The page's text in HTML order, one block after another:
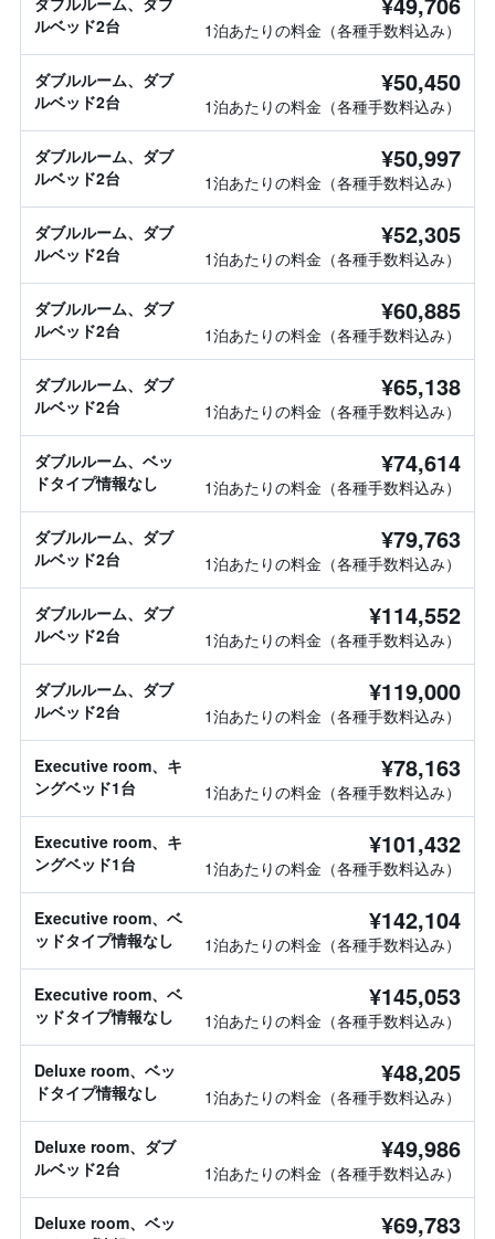
ルベッド2台
1泊あたりの料金（各種手数料込み）
ダブルルーム、ダブ
ルベッド2台
¥50,450
1泊あたりの料金（各種手数料込み）
ダブルルーム、ダブ
ルベッド2台
¥50,997
1泊あたりの料金（各種手数料込み）
ダブルルーム、ダブ
ルベッド2台
¥52,305
1泊あたりの料金（各種手数料込み）
ダブルルーム、ダブ
ルベッド2台
¥60,885
1泊あたりの料金（各種手数料込み）
ダブルルーム、ダブ
ルベッド2台
¥65,138
1泊あたりの料金（各種手数料込み）
ダブルルーム、ベッ
ドタイプ情報なし
¥74,614
1泊あたりの料金（各種手数料込み）
ダブルルーム、ダブ
ルベッド2台
¥79,763
1泊あたりの料金（各種手数料込み）
ダブルルーム、ダブ
ルベッド2台
¥114,552
1泊あたりの料金（各種手数料込み）
ダブルルーム、ダブ
ルベッド2台
¥119,000
1泊あたりの料金（各種手数料込み）
Executive room、キ
ングベッド1台
¥78,163
1泊あたりの料金（各種手数料込み）
Executive room、キ
ングベッド1台
¥101,432
1泊あたりの料金（各種手数料込み）
Executive room、ベ
ッドタイプ情報なし
¥142,104
1泊あたりの料金（各種手数料込み）
Executive room、ベ
ッドタイプ情報なし
¥145,053
1泊あたりの料金（各種手数料込み）
Deluxe room、ベッ
ドタイプ情報なし
¥48,205
1泊あたりの料金（各種手数料込み）
Deluxe room、ダブ
ルベッド2台
¥49,986
1泊あたりの料金（各種手数料込み）
Deluxe room、ベッ
¥69,783